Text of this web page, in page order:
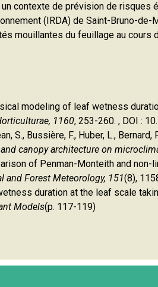
contexte de prévision de risques
(IRDA) de Saint-Bruno-
mouillantes du feuillage au cours
modeling of leaf wetness
1160, 253-260. , DOI :
S., Bussière, F., Huber, L., Bernard,
canopy architecture on
of Penman-Monteith and
and Forest Meteorology, 151(8),
duration at the leaf scale
Models(p. 117-119)